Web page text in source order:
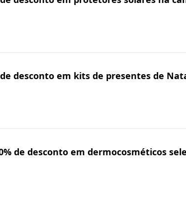
desconto em kits de presentes de
de desconto em dermocosméticos